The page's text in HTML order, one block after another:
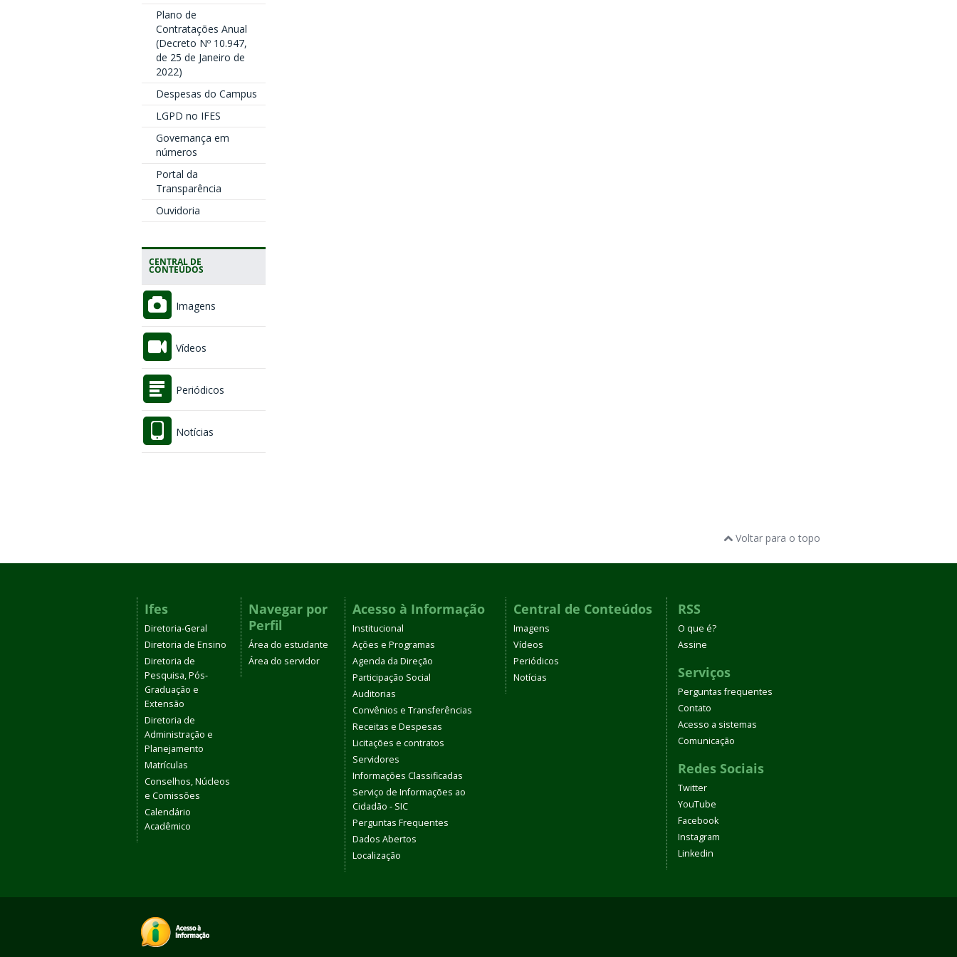
Plano de
Contratações Anual
(Decreto Nº 10.947,
de 25 de Janeiro de
2022)
Despesas do Campus
LGPD no IFES
Governança em
números
Portal da
Transparência
Ouvidoria
CENTRAL DE
CONTEÚDOS
Imagens
Vídeos
Periódicos
Notícias
Voltar para o topo
Ifes
Diretoria-Geral
Diretoria de Ensino
Diretoria de
Pesquisa, Pós-
Graduação e
Extensão
Diretoria de
Administração e
Planejamento
Matrículas
Conselhos, Núcleos
e Comissões
Calendário
Acadêmico
Navegar por
Perfil
Área do estudante
Área do servidor
Acesso à Informação
Institucional
Ações e Programas
Agenda da Direção
Participação Social
Auditorias
Convênios e Transferências
Receitas e Despesas
Licitações e contratos
Servidores
Informações Classificadas
Serviço de Informações ao
Cidadão - SIC
Perguntas Frequentes
Dados Abertos
Localização
Central de Conteúdos
Imagens
Vídeos
Periódicos
Notícias
RSS
O que é?
Assine
Serviços
Perguntas frequentes
Contato
Acesso a sistemas
Comunicação
Redes Sociais
Twitter
YouTube
Facebook
Instagram
Linkedin